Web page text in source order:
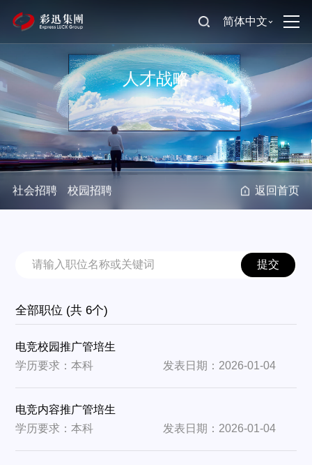
简体中文
人才战略
社会招聘 校园招聘 返回首页
提交
全部职位 (共 6个)
电竞校园推广管培生
学历要求：本科
发表日期：2026-01-04
电竞内容推广管培生
学历要求：本科
发表日期：2026-01-04